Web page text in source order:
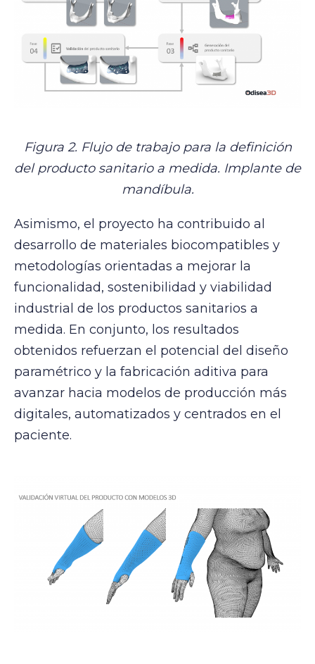
Figura 2. Flujo de trabajo para la definición
del producto sanitario a medida. Implante de
mandíbula.
Asimismo, el proyecto ha contribuido al
desarrollo de materiales biocompatibles y
metodologías orientadas a mejorar la
funcionalidad, sostenibilidad y viabilidad
industrial de los productos sanitarios a
medida. En conjunto, los resultados
obtenidos refuerzan el potencial del diseño
paramétrico y la fabricación aditiva para
avanzar hacia modelos de producción más
digitales, automatizados y centrados en el
paciente.